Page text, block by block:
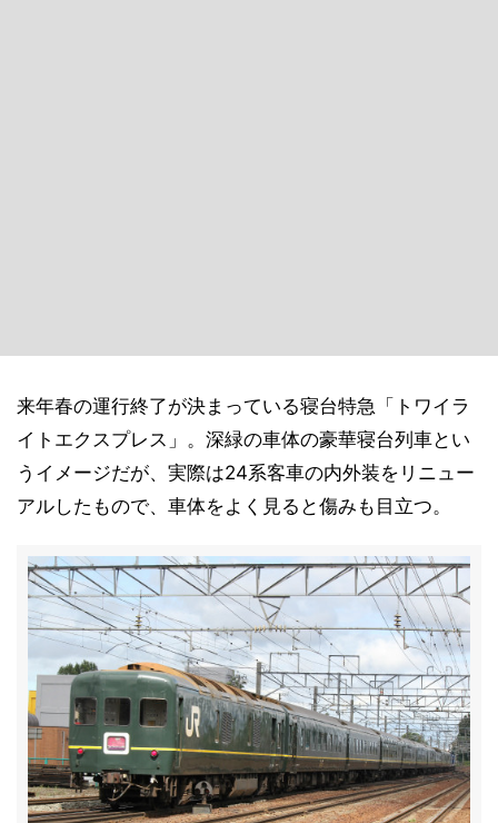
来年春の運行終了が決まっている寝台特急「トワイラ
イトエクスプレス」。深緑の車体の豪華寝台列車とい
うイメージだが、実際は24系客車の内外装をリニュー
アルしたもので、車体をよく見ると傷みも目立つ。